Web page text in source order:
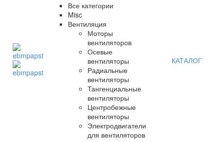
Все категории
Misc
Вентиляция
Моторы
вентиляторов
Осевые
вентиляторы
Радиальные
вентиляторы
Тангенциальные
вентиляторы
Центробежные
вентиляторы
Электродвигатели
для вентиляторов
КАТАЛОГ